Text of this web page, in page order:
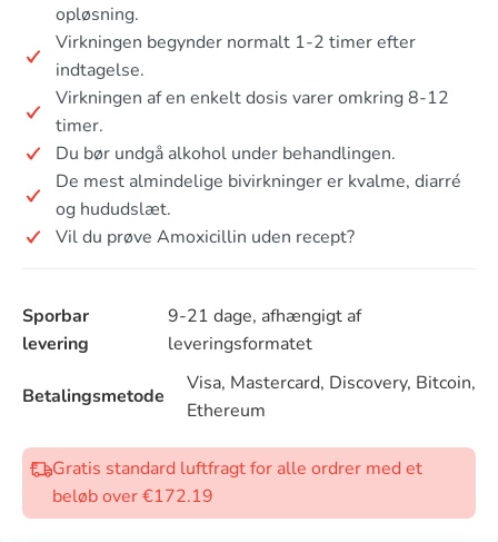
opløsning.
Virkningen begynder normalt 1-2 timer efter
indtagelse.
Virkningen af en enkelt dosis varer omkring 8-12
timer.
Du bør undgå alkohol under behandlingen.
De mest almindelige bivirkninger er kvalme, diarré
og hududslæt.
Vil du prøve Amoxicillin uden recept?
Sporbar
levering
9-21 dage, afhængigt af
leveringsformatet
Betalingsmetode
Visa, Mastercard, Discovery, Bitcoin,
Ethereum
Gratis standard luftfragt for alle ordrer med et
beløb over €172.19